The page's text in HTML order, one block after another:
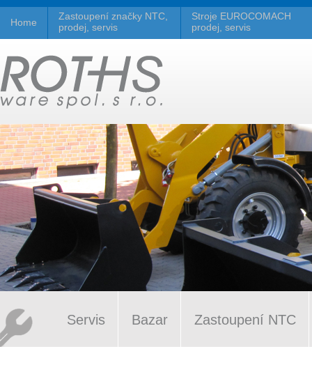
Home
Zastoupení značky NTC,
prodej, servis
Stroje EUROCOMACH
prodej, servis
Servis Bazar Zastoupení NTC